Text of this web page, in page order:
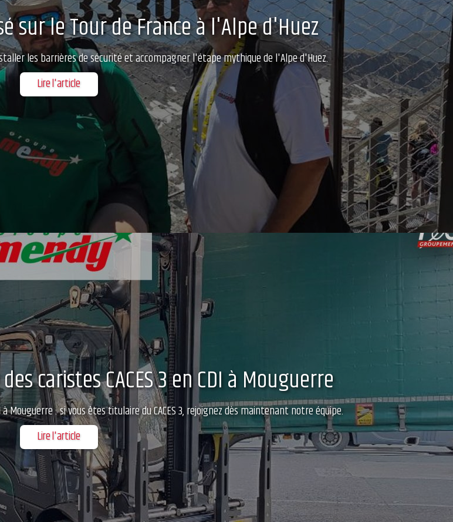
sur le Tour de France à l'Alpe d'Huez
les barrières de sécurité et accompagner l'étape mythique de l'Alpe d'Huez.
Lire l'article
caristes CACES 3 en CDI à Mouguerre
: si vous êtes titulaire du CACES 3, rejoignez dès maintenant notre équipe.
Lire l'article